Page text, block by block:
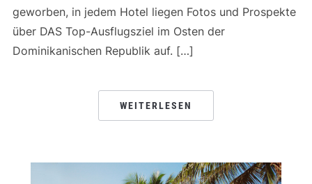
geworben, in jedem Hotel liegen Fotos und Prospekte
über DAS Top-Ausflugsziel im Osten der
Dominikanischen Republik auf. […]
WEITERLESEN